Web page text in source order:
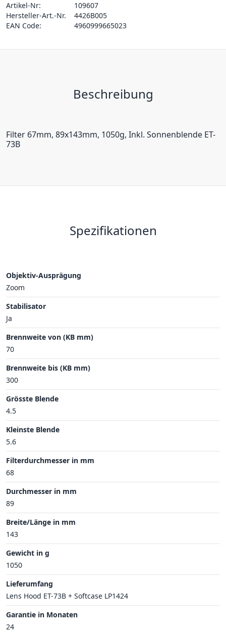
Artikel-Nr:
109607
Hersteller-Art.-Nr.
4426B005
EAN Code:
4960999665023
Beschreibung
Filter 67mm, 89x143mm, 1050g, Inkl. Sonnenblende ET-
73B
Spezifikationen
Objektiv-Ausprägung
Zoom
Stabilisator
Ja
Brennweite von (KB mm)
70
Brennweite bis (KB mm)
300
Grösste Blende
4.5
Kleinste Blende
5.6
Filterdurchmesser in mm
68
Durchmesser in mm
89
Breite/Länge in mm
143
Gewicht in g
1050
Lieferumfang
Lens Hood ET-73B + Softcase LP1424
Garantie in Monaten
24